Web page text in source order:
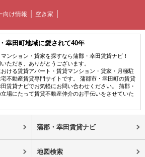
向け情報 空き家
幸田町地域に愛されて40年
ンション・貸家を探すなら蒲郡・幸田賃貸ナビ！
ただき、ありがとうございます。
ける賃貸アパート・賃貸マンション・貸家・月極駐
不動産賃貸専門サイトです。 蒲郡市・幸田町の賃貸
賃貸ナビでお気軽にお問い合わせください。 蒲郡・
場にたって賃貸不動産仲介のお手伝いをさせていた
蒲郡・幸田賃貸ナビ
地図検索